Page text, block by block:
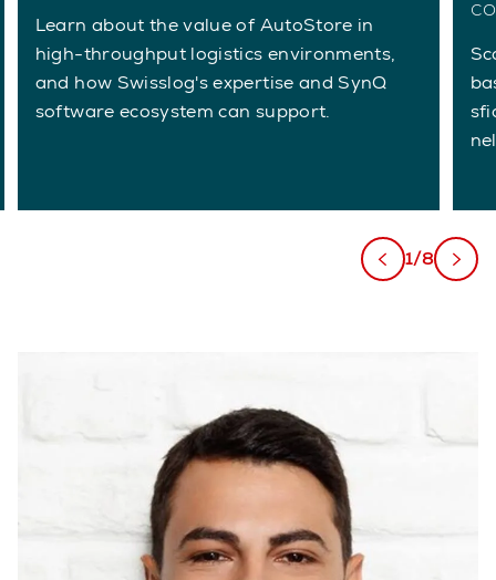
Learn about the value of AutoStore in
high-throughput logistics environments,
and how Swisslog's expertise and SynQ
software ecosystem can support.
1/8